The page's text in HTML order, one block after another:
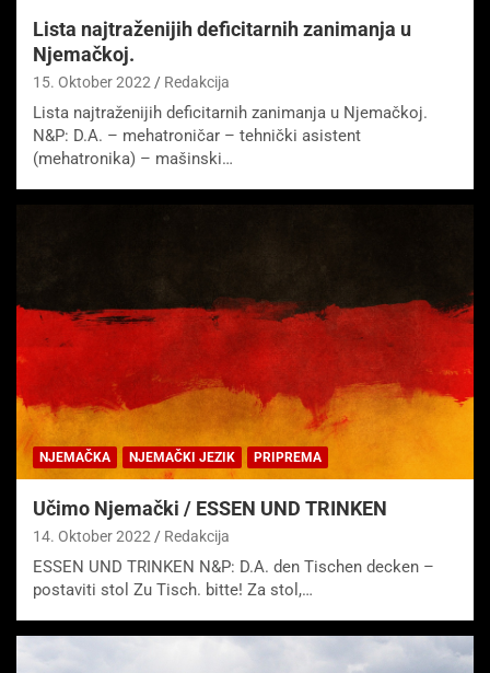
Lista najtraženijih deficitarnih zanimanja u
Njemačkoj.
15. Oktober 2022 Redakcija
Lista najtraženijih deficitarnih zanimanja u Njemačkoj.
N&P: D.A. – mehatroničar – tehnički asistent
(mehatronika) – mašinski…
NJEMAČKA NJEMAČKI JEZIK PRIPREMA
Učimo Njemački / ESSEN UND TRINKEN
14. Oktober 2022 Redakcija
ESSEN UND TRINKEN N&P: D.A. den Tischen decken –
postaviti stol Zu Tisch. bitte! Za stol,…